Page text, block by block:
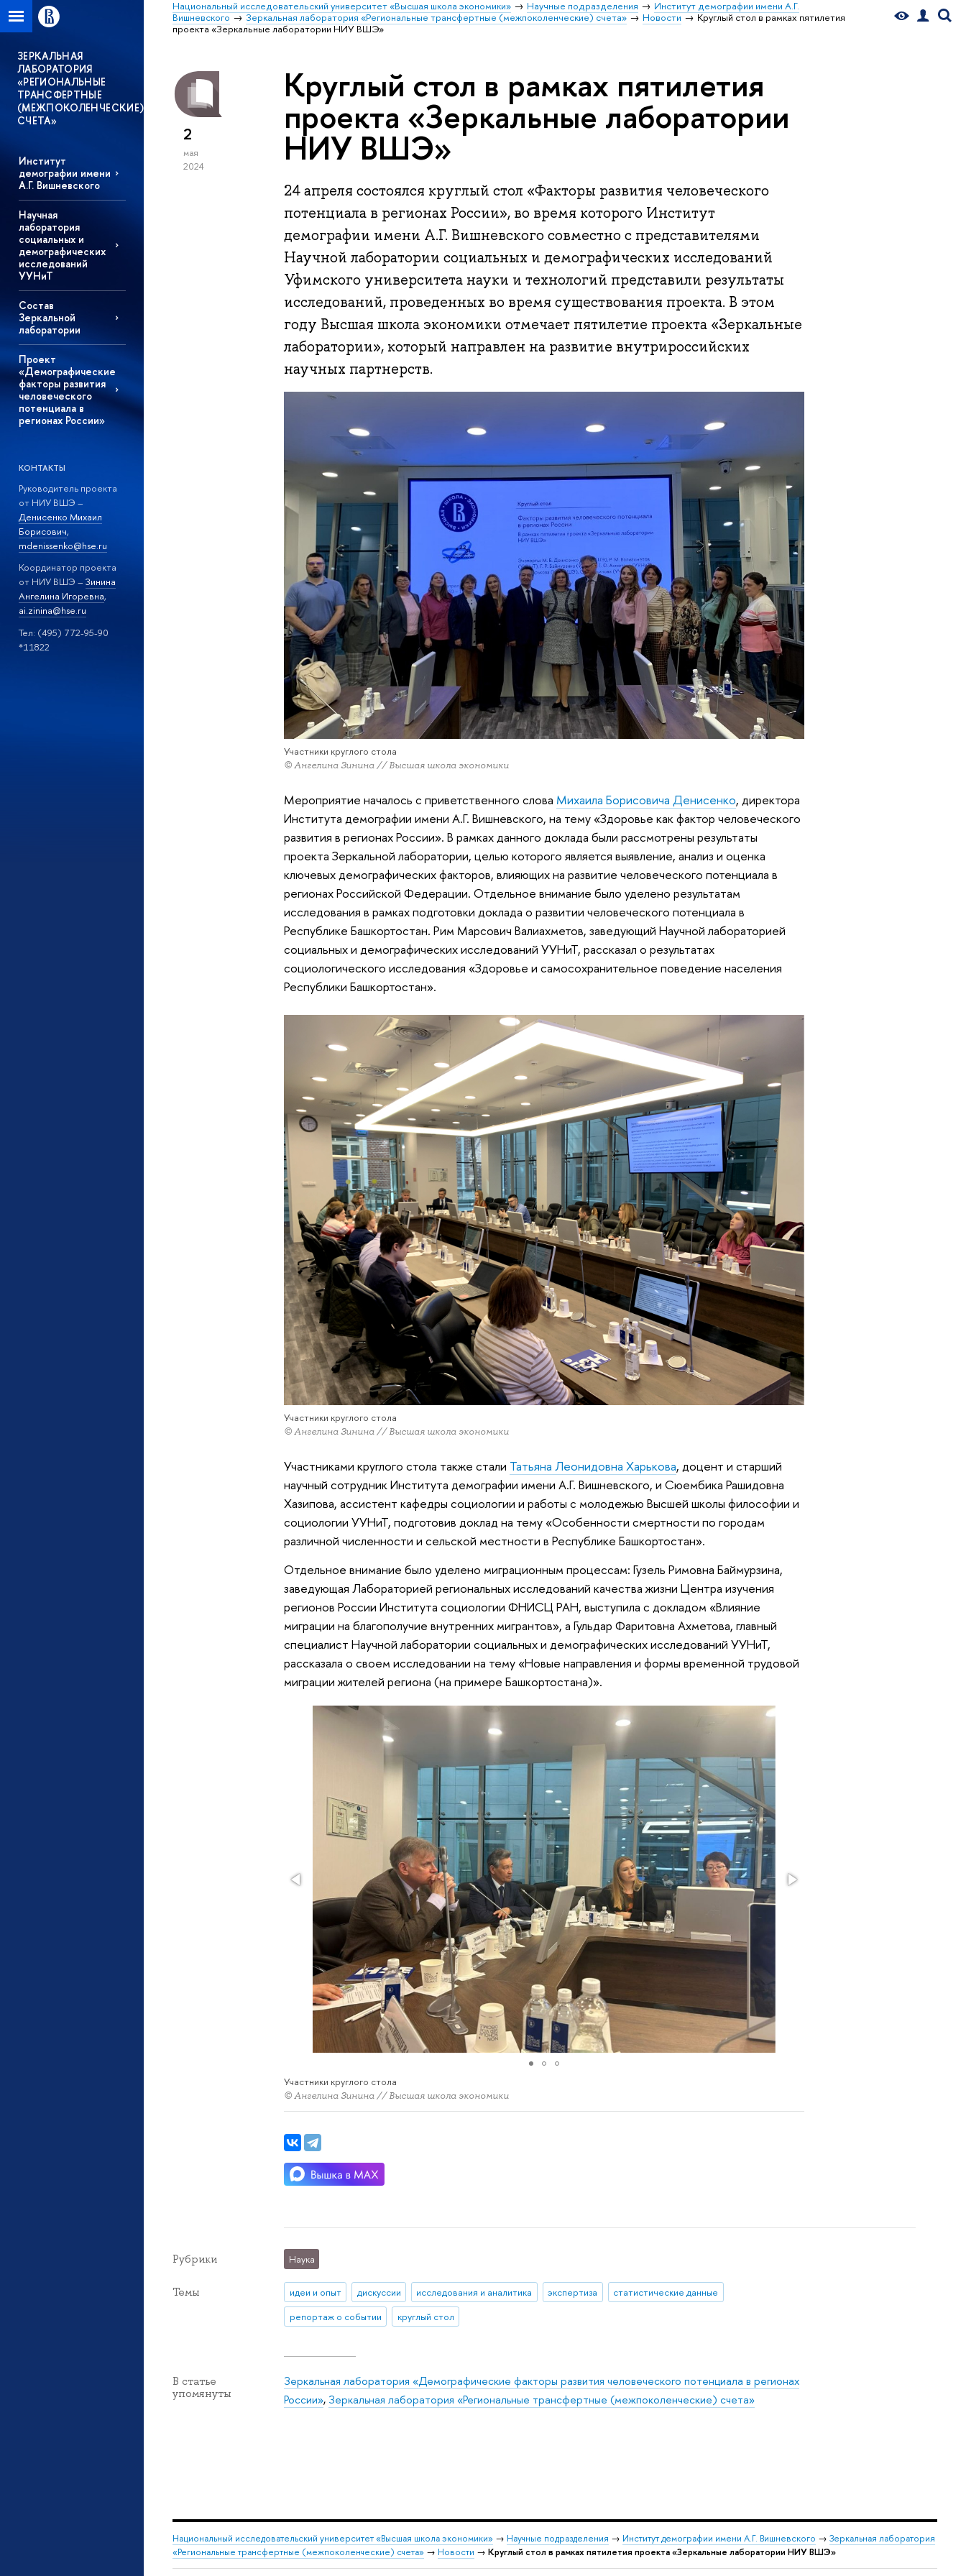
Национальный исследовательский университет «Высшая школа экономики» Научные подразделения
Институт демографии имени А.Г.
Вишневского
Зеркальная лаборатория «Региональные трансфертные (межпоколенческие) счета» Новости
Круглый стол в рамках пятилетия
проекта «Зеркальные лаборатории НИУ ВШЭ»
ЗЕРКАЛЬНАЯ
ЛАБОРАТОРИЯ
«РЕГИОНАЛЬНЫЕ
ТРАНСФЕРТНЫЕ
(МЕЖПОКОЛЕНЧЕСКИЕ)
СЧЕТА»
Институт
демографии имени
А.Г. Вишневского
Научная
лаборатория
социальных и
демографических
исследований
УУНиТ
Состав
Зеркальной
лаборатории
Проект
«Демографические
факторы развития
человеческого
потенциала в
регионах России»
КОНТАКТЫ
Руководитель проекта
от НИУ ВШЭ –
Денисенко Михаил
Борисович,
mdenissenko@hse.ru
Координатор проекта
от НИУ ВШЭ – Зинина
Ангелина Игоревна,
ai.zinina@hse.ru
Тел: (495) 772-95-90
*11822
2
мая
2024
Круглый стол в рамках пятилетия
проекта «Зеркальные лаборатории
НИУ ВШЭ»
24 апреля состоялся круглый стол «Факторы развития человеческого
потенциала в регионах России», во время которого Институт
демографии имени А.Г. Вишневского совместно с представителями
Научной лаборатории социальных и демографических исследований
Уфимского университета науки и технологий представили результаты
исследований, проведенных во время существования проекта. В этом
году Высшая школа экономики отмечает пятилетие проекта «Зеркальные
лаборатории», который направлен на развитие внутрироссийских
научных партнерств.
Участники круглого стола
© Ангелина Зинина // Высшая школа экономики
Мероприятие началось с приветственного слова Михаила Борисовича Денисенко, директора
Института демографии имени А.Г. Вишневского, на тему «Здоровье как фактор человеческого
развития в регионах России». В рамках данного доклада были рассмотрены результаты
проекта Зеркальной лаборатории, целью которого является выявление, анализ и оценка
ключевых демографических факторов, влияющих на развитие человеческого потенциала в
регионах Российской Федерации. Отдельное внимание было уделено результатам
исследования в рамках подготовки доклада о развитии человеческого потенциала в
Республике Башкортостан. Рим Марсович Валиахметов, заведующий Научной лабораторией
социальных и демографических исследований УУНиТ, рассказал о результатах
социологического исследования «Здоровье и самосохранительное поведение населения
Республики Башкортостан».
Участники круглого стола
© Ангелина Зинина // Высшая школа экономики
Участниками круглого стола также стали Татьяна Леонидовна Харькова, доцент и старший
научный сотрудник Института демографии имени А.Г. Вишневского, и Сюембика Рашидовна
Хазипова, ассистент кафедры социологии и работы с молодежью Высшей школы философии и
социологии УУНиТ, подготовив доклад на тему «Особенности смертности по городам
различной численности и сельской местности в Республике Башкортостан».
Отдельное внимание было уделено миграционным процессам: Гузель Римовна Баймурзина,
заведующая Лабораторией региональных исследований качества жизни Центра изучения
регионов России Института социологии ФНИСЦ РАН, выступила с докладом «Влияние
миграции на благополучие внутренних мигрантов», а Гульдар Фаритовна Ахметова, главный
специалист Научной лаборатории социальных и демографических исследований УУНиТ,
рассказала о своем исследовании на тему «Новые направления и формы временной трудовой
миграции жителей региона (на примере Башкортостана)».
Участники круглого стола
© Ангелина Зинина // Высшая школа экономики
Рубрики Наука
Темы идеи и опыт дискуссии исследования и аналитика экспертиза
статистические данные
репортаж о событии
круглый стол
В статье
упомянуты
Зеркальная лаборатория «Демографические факторы развития человеческого потенциала в регионах
России», Зеркальная лаборатория «Региональные трансфертные (межпоколенческие) счета»
Национальный исследовательский университет «Высшая школа экономики» → Научные подразделения → Институт демографии имени А.Г. Вишневского → Зеркальная лаборатория
«Региональные трансфертные (межпоколенческие) счета» → Новости → Круглый стол в рамках пятилетия проекта «Зеркальные лаборатории НИУ ВШЭ»